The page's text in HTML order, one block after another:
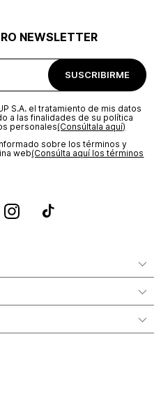
NEWSLETTER
SUSCRIBIRME
S.A. el tratamiento de mis datos
a las finalidades de su política
personales‎(Consúltala aquí)
sobre los términos y
web‎(Consúlta aquí los términos